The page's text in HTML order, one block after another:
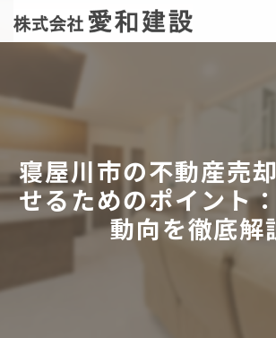
寝屋川市の不動産売
せるためのポイント
動向を徹底解